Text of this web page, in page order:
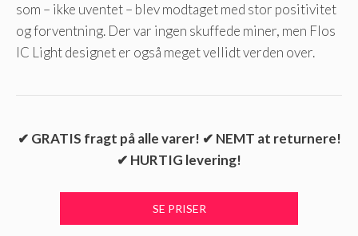
som – ikke uventet – blev modtaget med stor positivitet
og forventning. Der var ingen skuffede miner, men Flos
IC Light designet er også meget vellidt verden over.
✔ GRATIS fragt på alle varer! ✔ NEMT at returnere!
✔ HURTIG levering!